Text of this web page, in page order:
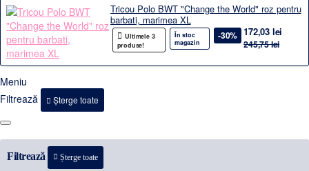
Tricou Polo BWT "Change the World" roz pentru
barbati, marimea XL
Ultimele 3
produse!
În stoc
magazin
-30% 172,03 lei
245,75 lei
Meniu
Filtrează
Șterge toate
Filtrează Șterge toate